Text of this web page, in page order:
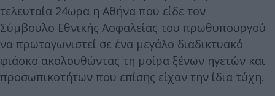
τελευταία 24ωρα η Αθήνα που είδε τον
Σύμβουλο Εθνικής Ασφαλείας του πρωθυπουργού
να πρωταγωνιστεί σε ένα μεγάλο διαδικτυακό
φιάσκο ακολουθώντας τη μοίρα ξένων ηγετών και
προσωπικοτήτων που επίσης είχαν την ίδια τύχη.